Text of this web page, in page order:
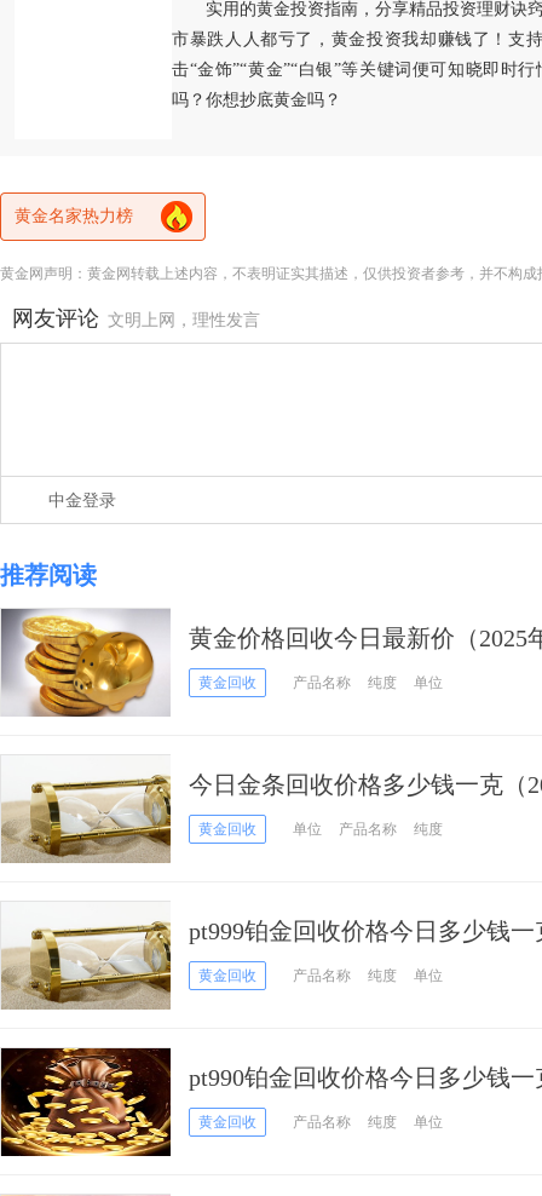
实用的黄金投资指南，分享精品投资理财诀
市暴跌人人都亏了，黄金投资我却赚钱了！支
击“金饰”“黄金”“白银”等关键词便可知晓即时
吗？你想抄底黄金吗？
黄金名家热力榜
黄金网声明：黄金网转载上述内容，不表明证实其描述，仅供投资者参考，并不构
网友评论 文明上网，理性发言
中金登录
推荐阅读
黄金价格回收今日最新价（2025
黄金回收 产品名称 纯度 单位
今日金条回收价格多少钱一克（
黄金回收 单位 产品名称 纯度
pt999铂金回收价格今日多少钱一
黄金回收 产品名称 纯度 单位
pt990铂金回收价格今日多少钱一
黄金回收 产品名称 纯度 单位